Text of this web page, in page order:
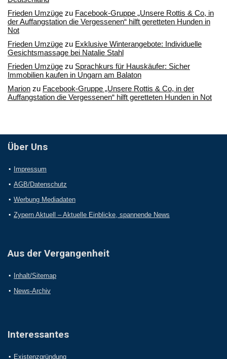
Frieden Umzüge zu Facebook-Gruppe „Unsere Rottis & Co, in
der Auffangstation die Vergessenen“ hilft geretteten Hunden in
Not
Frieden Umzüge zu Exklusive Winterangebote: Individuelle
Gesichtsmassage bei Natalie Stahl
Frieden Umzüge zu Sprachkurs für Hauskäufer: Sicher
Immobilien kaufen in Ungarn am Balaton
Marion zu Facebook-Gruppe „Unsere Rottis & Co, in der
Auffangstation die Vergessenen“ hilft geretteten Hunden in Not
Über Uns
Impressum
AGB/Datenschutz
Werbung Mediadaten
Zypern Aktuell – Aktuelle Einblicke, spannende News
Aus der Vergangenheit
Inhalt/Sitemap
News-Archiv
Interessantes
Existenzgründung